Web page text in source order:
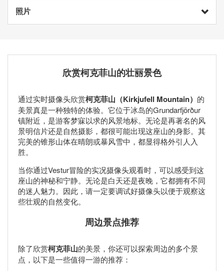
照片
欣赏柯克菲山的壮丽景色
通过实时摄像头欣赏柯克菲山（Kirkjufell Mountain） 的
美景真是一种独特的体验。它位于冰岛的Grundarfjörður
镇附近，是游客梦寐以求的风景地标。无论是再著名的风
景明信片还是自然摄影，都很可能出现这座山的身影。其
完美的锥形山体在晴朗或暴风雪中，都显得格外引人入
胜。
当你通过Vestur冒险的实况摄像头观看时，可以感受到这
座山的神秘和宁静。无论是白天还是夜晚，它都拥有不同
的迷人魅力。因此，请一定要调试好摄像头以便于观察这
些壮观的自然变化。
周边景点推荐
除了欣赏柯克菲山的美景，你还可以探索周边的多个景
点，以下是一些值得一游的推荐：